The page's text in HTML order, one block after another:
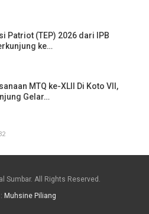
Patriot (TEP) 2026 dari IPB
ke…
MTQ ke-XLII Di Koto VII,
Gelar…
Sumbar. All Rights Reserved.
Muhsine Piliang